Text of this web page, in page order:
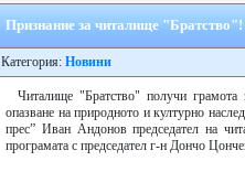
Признание за читалище "Братство"!
Категория: Новини
Читалище "Братство" получи грамота
опазване на природното и културно
прес” Иван Андонов председател на
програмата с председател г-н Дончо